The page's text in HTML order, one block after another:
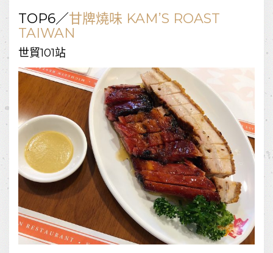
TOP6／甘牌燒味 KAM’S ROAST
TAIWAN
世貿101站